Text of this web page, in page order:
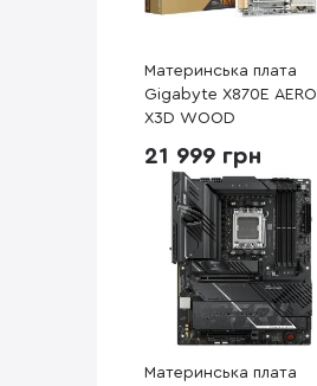
Материнська плата
Gigabyte X870E AERO
X3D WOOD
21 999 грн
Материнська плата